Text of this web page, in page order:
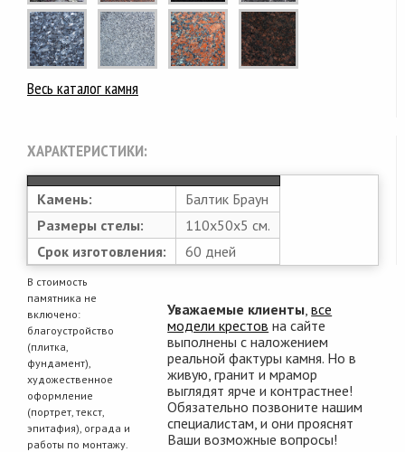
Весь каталог камня
ХАРАКТЕРИСТИКИ:
Камень:
Балтик Браун
Размеры стелы:
110х50х5 см.
Срок изготовления:
60 дней
В стоимость
памятника не
включено:
благоустройство
(плитка,
фундамент),
художественное
оформление
(портрет, текст,
эпитафия), ограда и
работы по монтажу.
Уважаемые клиенты ,все
модели крестов на сайте
выполнены с наложением
реальной фактуры камня. Но в
живую, гранит и мрамор
выглядят ярче и контрастнее!
Обязательно позвоните нашим
специалистам, и они прояснят
Ваши возможные вопросы!